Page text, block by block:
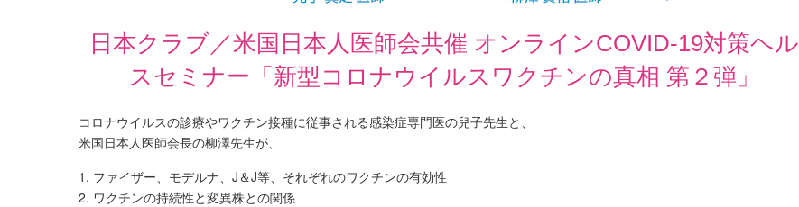
日本クラブ／米国日本人医師会共催 オンラインCOVID-19対策ヘル
スセミナー「新型コロナウイルスワクチンの真相 第２弾」
コロナウイルスの診療やワクチン接種に従事される感染症専門医の兒子先生と、
米国日本人医師会長の柳澤先生が、
1. ファイザー、モデルナ、J＆J等、それぞれのワクチンの有効性
2. ワクチンの持続性と変異株との関係